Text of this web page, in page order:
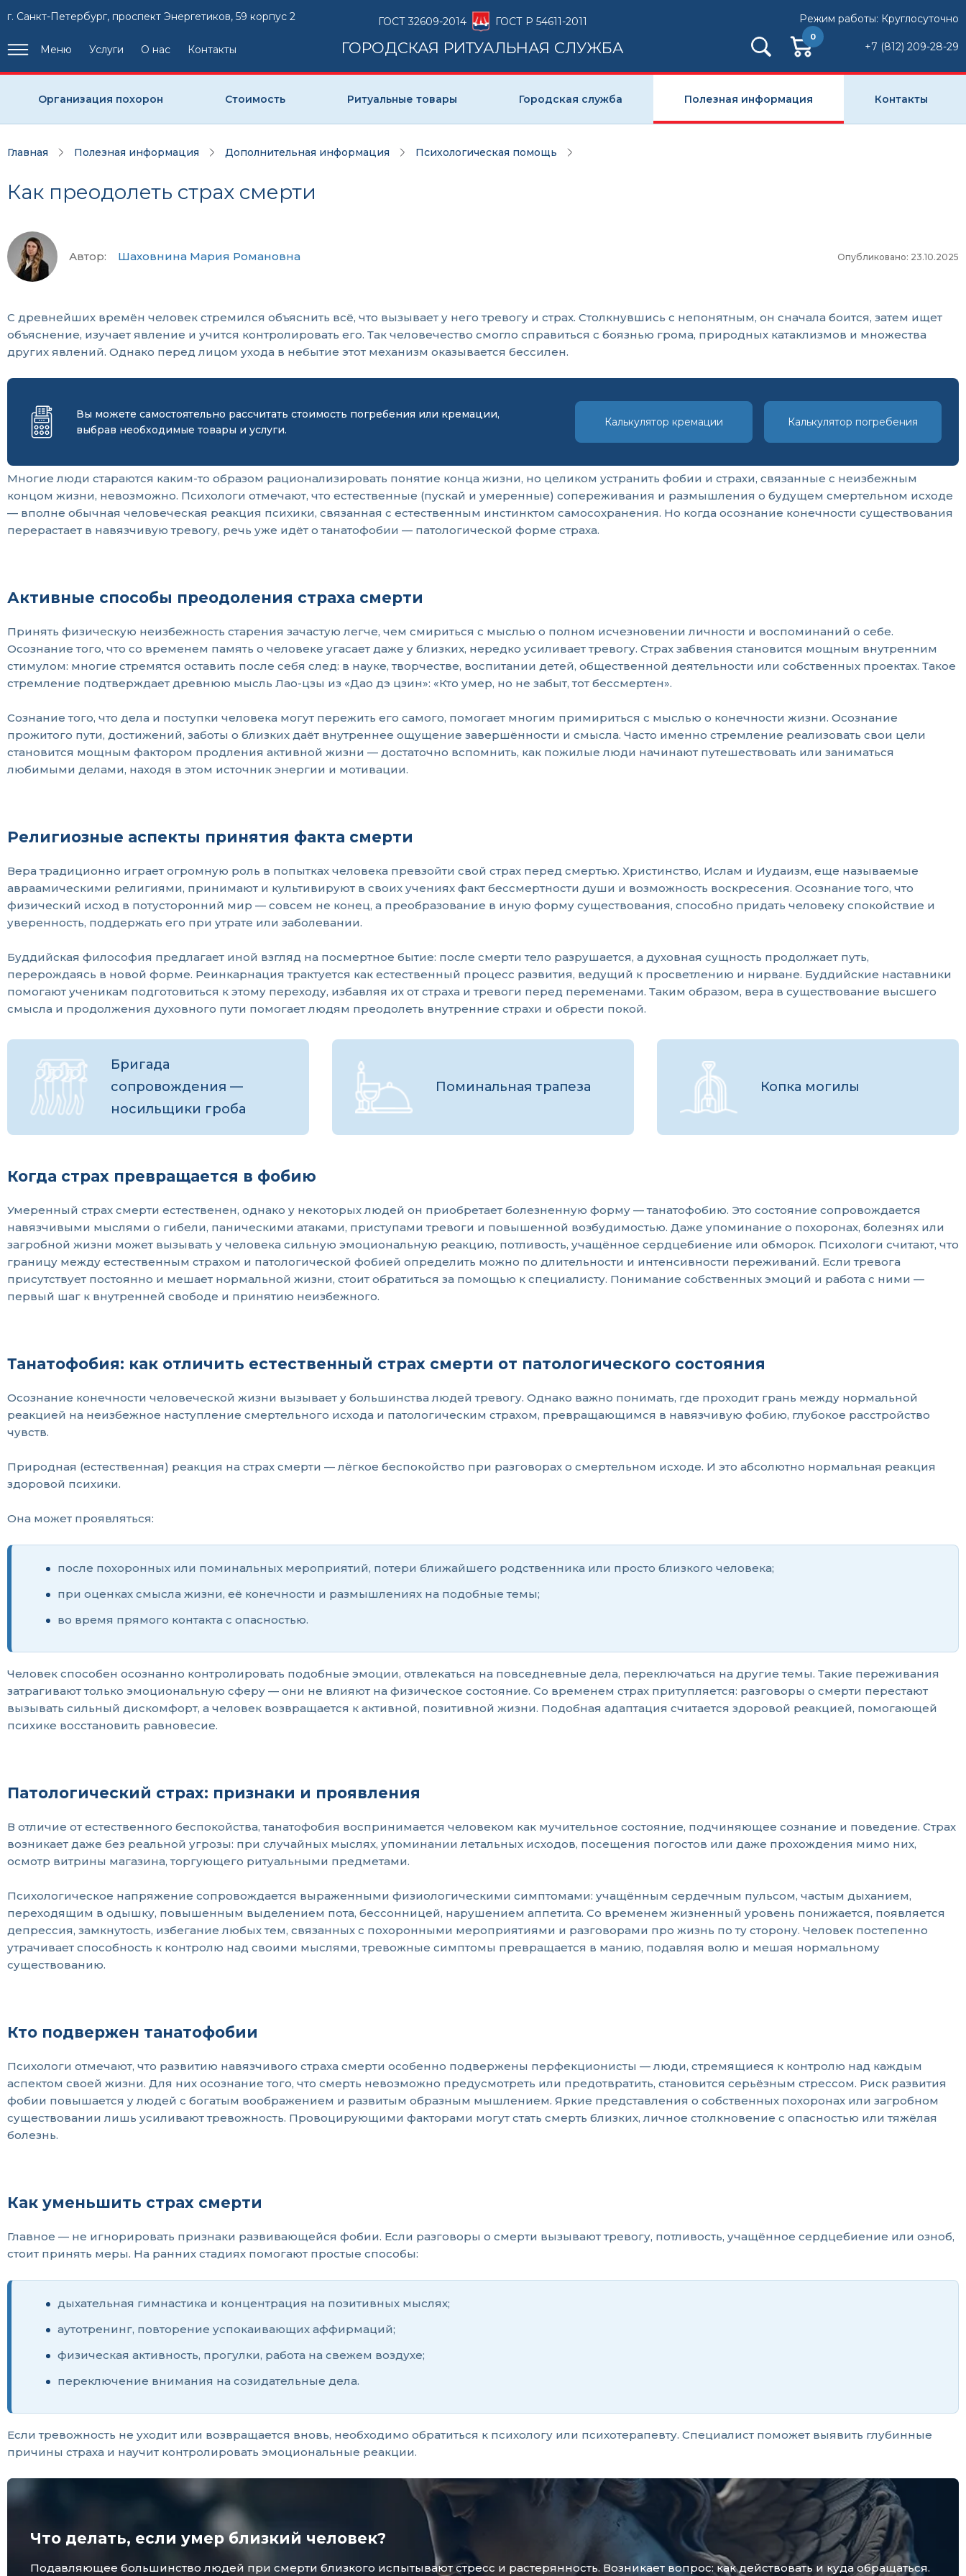
г. Санкт-Петербург, проспект Энергетиков, 59 корпус 2
Меню Услуги О нас Контакты
ГОСТ 32609-2014 ГОСТ Р 54611-2011
ГОРОДСКАЯ РИТУАЛЬНАЯ СЛУЖБА
Режим работы: Круглосуточно
0
+7 (812) 209-28-29
Организация похорон Стоимость Ритуальные товары Городская служба Полезная информация Контакты
Главная Полезная информация Дополнительная информация Психологическая помощь
Как преодолеть страх смерти
Автор: Шаховнина Мария Романовна Опубликовано: 23.10.2025
С древнейших времён человек стремился объяснить всё, что вызывает у него тревогу и страх. Столкнувшись с непонятным, он сначала боится, затем ищет
объяснение, изучает явление и учится контролировать его. Так человечество смогло справиться с боязнью грома, природных катаклизмов и множества
других явлений. Однако перед лицом ухода в небытие этот механизм оказывается бессилен.
Вы можете самостоятельно рассчитать стоимость погребения или кремации,
выбрав необходимые товары и услуги.
Калькулятор кремации Калькулятор погребения
Многие люди стараются каким-то образом рационализировать понятие конца жизни, но целиком устранить фобии и страхи, связанные с неизбежным
концом жизни, невозможно. Психологи отмечают, что естественные (пускай и умеренные) сопереживания и размышления о будущем смертельном исходе
— вполне обычная человеческая реакция психики, связанная с естественным инстинктом самосохранения. Но когда осознание конечности существования
перерастает в навязчивую тревогу, речь уже идёт о танатофобии — патологической форме страха.
Активные способы преодоления страха смерти
Принять физическую неизбежность старения зачастую легче, чем смириться с мыслью о полном исчезновении личности и воспоминаний о себе.
Осознание того, что со временем память о человеке угасает даже у близких, нередко усиливает тревогу. Страх забвения становится мощным внутренним
стимулом: многие стремятся оставить после себя след: в науке, творчестве, воспитании детей, общественной деятельности или собственных проектах. Такое
стремление подтверждает древнюю мысль Лао-цзы из «Дао дэ цзин»: «Кто умер, но не забыт, тот бессмертен».
Сознание того, что дела и поступки человека могут пережить его самого, помогает многим примириться с мыслью о конечности жизни. Осознание
прожитого пути, достижений, заботы о близких даёт внутреннее ощущение завершённости и смысла. Часто именно стремление реализовать свои цели
становится мощным фактором продления активной жизни — достаточно вспомнить, как пожилые люди начинают путешествовать или заниматься
любимыми делами, находя в этом источник энергии и мотивации.
Религиозные аспекты принятия факта смерти
Вера традиционно играет огромную роль в попытках человека превзойти свой страх перед смертью. Христинство, Ислам и Иудаизм, еще называемые
авраамическими религиями, принимают и культивируют в своих учениях факт бессмертности души и возможность воскресения. Осознание того, что
физический исход в потусторонний мир — совсем не конец, а преобразование в иную форму существования, способно придать человеку спокойствие и
уверенность, поддержать его при утрате или заболевании.
Буддийская философия предлагает иной взгляд на посмертное бытие: после смерти тело разрушается, а духовная сущность продолжает путь,
перерождаясь в новой форме. Реинкарнация трактуется как естественный процесс развития, ведущий к просветлению и нирване. Буддийские наставники
помогают ученикам подготовиться к этому переходу, избавляя их от страха и тревоги перед переменами. Таким образом, вера в существование высшего
смысла и продолжения духовного пути помогает людям преодолеть внутренние страхи и обрести покой.
Бригада
сопровождения —
носильщики гроба
Поминальная трапеза Копка могилы
Когда страх превращается в фобию
Умеренный страх смерти естественен, однако у некоторых людей он приобретает болезненную форму — танатофобию. Это состояние сопровождается
навязчивыми мыслями о гибели, паническими атаками, приступами тревоги и повышенной возбудимостью. Даже упоминание о похоронах, болезнях или
загробной жизни может вызывать у человека сильную эмоциональную реакцию, потливость, учащённое сердцебиение или обморок. Психологи считают, что
границу между естественным страхом и патологической фобией определить можно по длительности и интенсивности переживаний. Если тревога
присутствует постоянно и мешает нормальной жизни, стоит обратиться за помощью к специалисту. Понимание собственных эмоций и работа с ними —
первый шаг к внутренней свободе и принятию неизбежного.
Танатофобия: как отличить естественный страх смерти от патологического состояния
Осознание конечности человеческой жизни вызывает у большинства людей тревогу. Однако важно понимать, где проходит грань между нормальной
реакцией на неизбежное наступление смертельного исхода и патологическим страхом, превращающимся в навязчивую фобию, глубокое расстройство
чувств.
Природная (естественная) реакция на страх смерти — лёгкое беспокойство при разговорах о смертельном исходе. И это абсолютно нормальная реакция
здоровой психики.
Она может проявляться:
после похоронных или поминальных мероприятий, потери ближайшего родственника или просто близкого человека;
при оценках смысла жизни, её конечности и размышлениях на подобные темы;
во время прямого контакта с опасностью.
Человек способен осознанно контролировать подобные эмоции, отвлекаться на повседневные дела, переключаться на другие темы. Такие переживания
затрагивают только эмоциональную сферу — они не влияют на физическое состояние. Со временем страх притупляется: разговоры о смерти перестают
вызывать сильный дискомфорт, а человек возвращается к активной, позитивной жизни. Подобная адаптация считается здоровой реакцией, помогающей
психике восстановить равновесие.
Патологический страх: признаки и проявления
В отличие от естественного беспокойства, танатофобия воспринимается человеком как мучительное состояние, подчиняющее сознание и поведение. Страх
возникает даже без реальной угрозы: при случайных мыслях, упоминании летальных исходов, посещения погостов или даже прохождения мимо них,
осмотр витрины магазина, торгующего ритуальными предметами.
Психологическое напряжение сопровождается выраженными физиологическими симптомами: учащённым сердечным пульсом, частым дыханием,
переходящим в одышку, повышенным выделением пота, бессонницей, нарушением аппетита. Со временем жизненный уровень понижается, появляется
депрессия, замкнутость, избегание любых тем, связанных с похоронными мероприятиями и разговорами про жизнь по ту сторону. Человек постепенно
утрачивает способность к контролю над своими мыслями, тревожные симптомы превращается в манию, подавляя волю и мешая нормальному
существованию.
Кто подвержен танатофобии
Психологи отмечают, что развитию навязчивого страха смерти особенно подвержены перфекционисты — люди, стремящиеся к контролю над каждым
аспектом своей жизни. Для них осознание того, что смерть невозможно предусмотреть или предотвратить, становится серьёзным стрессом. Риск развития
фобии повышается у людей с богатым воображением и развитым образным мышлением. Яркие представления о собственных похоронах или загробном
существовании лишь усиливают тревожность. Провоцирующими факторами могут стать смерть близких, личное столкновение с опасностью или тяжёлая
болезнь.
Как уменьшить страх смерти
Главное — не игнорировать признаки развивающейся фобии. Если разговоры о смерти вызывают тревогу, потливость, учащённое сердцебиение или озноб,
стоит принять меры. На ранних стадиях помогают простые способы:
дыхательная гимнастика и концентрация на позитивных мыслях;
аутотренинг, повторение успокаивающих аффирмаций;
физическая активность, прогулки, работа на свежем воздухе;
переключение внимания на созидательные дела.
Если тревожность не уходит или возвращается вновь, необходимо обратиться к психологу или психотерапевту. Специалист поможет выявить глубинные
причины страха и научит контролировать эмоциональные реакции.
Что делать, если умер близкий человек?
Подавляющее большинство людей при смерти близкого испытывают стресс и растерянность. Возникает вопрос: как действовать и куда обращаться.